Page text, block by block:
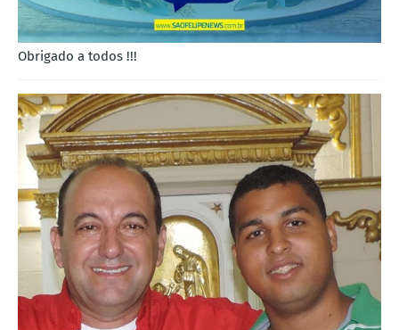
Obrigado a todos !!!